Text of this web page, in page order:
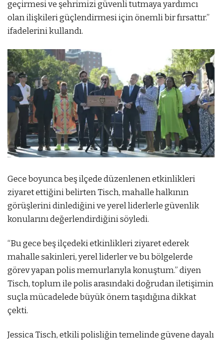
geçirmesi ve şehrimizi güvenli tutmaya yardımcı
olan ilişkileri güçlendirmesi için önemli bir fırsattır.”
ifadelerini kullandı.
Gece boyunca beş ilçede düzenlenen etkinlikleri
ziyaret ettiğini belirten Tisch, mahalle halkının
görüşlerini dinlediğini ve yerel liderlerle güvenlik
konularını değerlendirdiğini söyledi.
“Bu gece beş ilçedeki etkinlikleri ziyaret ederek
mahalle sakinleri, yerel liderler ve bu bölgelerde
görev yapan polis memurlarıyla konuştum.” diyen
Tisch, toplum ile polis arasındaki doğrudan iletişimin
suçla mücadelede büyük önem taşıdığına dikkat
çekti.
Jessica Tisch, etkili polisliğin temelinde güvene dayalı